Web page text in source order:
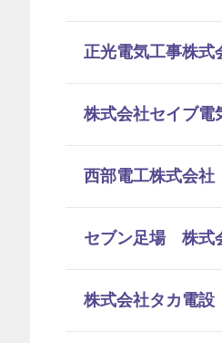
正光電気工事株式
株式会社セイブ電
西部電工株式会社
セブン足場 株式
株式会社タカ電設